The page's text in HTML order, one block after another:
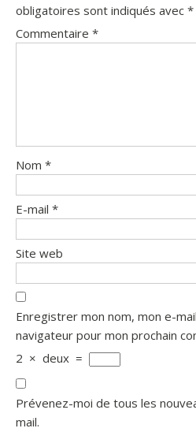
obligatoires sont indiqués avec *
Commentaire *
Nom *
E-mail *
Site web
Enregistrer mon nom, mon e-
navigateur pour mon prochain
2 × deux =
Prévenez-moi de tous les
mail.